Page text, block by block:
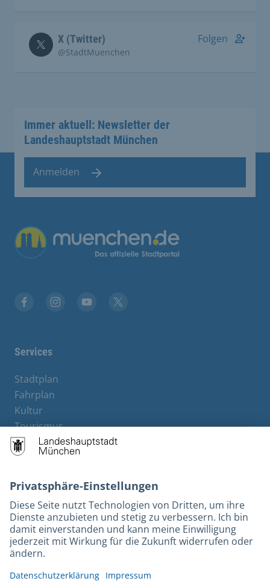
X (Twitter)
@StadtMuenchen
Folgen
Immer aktuell: Newsletter der
Landeshauptstadt München
Anmelden
Übergreifende Links
Services
Stadtplan
Fahrplan
Kultur
Tourismus
M-Strom
Bürgerservice
Rechtliches und Kontakt
Barrierefreiheit
Leichte Sprache
Gebärdensprache